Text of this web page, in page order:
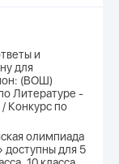
и
для
(ВОШ)
Литературе -
Конкурс по
олимпиада
доступны для 5